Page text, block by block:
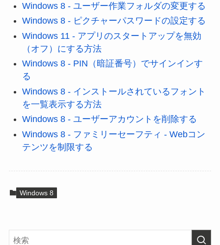
Windows 8 - ユーザー作業フォルダの変更する
Windows 8 - ピクチャーパスワードの設定する
Windows 11 - アプリのスタートアップを無効
（オフ）にする方法
Windows 8 - PIN（暗証番号）でサインインす
る
Windows 8 - インストールされているフォント
を一覧表示する方法
Windows 8 - ユーザーアカウントを削除する
Windows 8 - ファミリーセーフティ - Webコン
テンツを制限する
Windows 8